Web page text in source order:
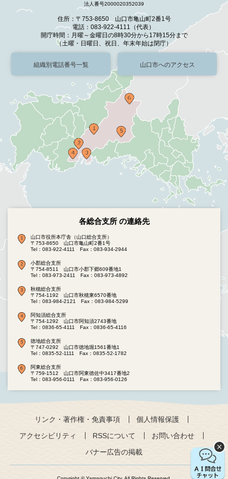
法人番号2000020352039
住所：〒753-8650 山口市亀山町2番1号
電話：083-922-4111（代表）
開庁時間：月曜～金曜日の8時30分から17時15分まで
（土曜・日曜日、祝日、年末年始は閉庁）
組織別電話番号一覧 山口市へのアクセス
各総合支所 の連絡先
山口市役所本庁舎（山口総合支所）
〒753-8650 山口市亀山町2番1号
Tel：083-922-4111
Fax：083-934-2944
小郡総合支所
〒754-8511 山口市小郡下郷609番地1
Tel：083-973-2411
Fax：083-973-4892
秋穂総合支所
〒754-1192 山口市秋穂東6570番地
Tel：083-984-2121
Fax：083-984-5299
阿知須総合支所
〒754-1292 山口市阿知須2743番地
Tel：0836-65-4111
Fax：0836-65-4116
徳地総合支所
〒747-0292 山口市徳地堀1561番地1
Tel：0835-52-1111
Fax：0835-52-1782
阿東総合支所
〒759-1512 山口市阿東徳佐中3417番地2
Tel：083-956-0111
Fax：083-956-0126
リンク・著作権・免責事項
個人情報保護
アクセシビリティ
RSSについて
お問い合わせ
バナー広告の掲載